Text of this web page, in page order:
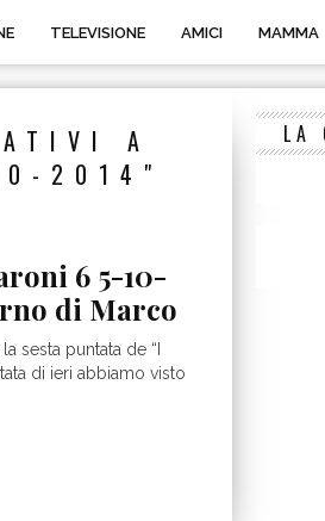
TELEVISIONE AMICI MAMMA
A
2014"
6 5-10-
di Marco
sesta puntata de “I
di ieri abbiamo visto
LA